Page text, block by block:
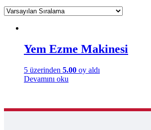
Yem Ezme Makinesi
5 üzerinden 5.00 oy aldı
Devamını oku